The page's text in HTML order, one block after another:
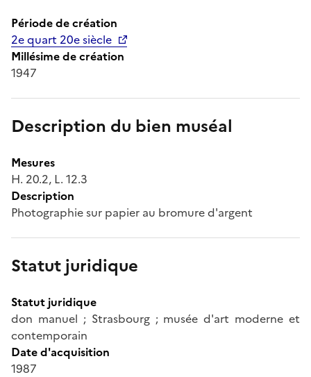
Période de création
2e quart 20e siècle
Millésime de création
1947
Description du bien muséal
Mesures
H. 20.2, L. 12.3
Description
Photographie sur papier au bromure d'argent
Statut juridique
Statut juridique
don manuel ; Strasbourg ; musée d'art moderne et
contemporain
Date d'acquisition
1987